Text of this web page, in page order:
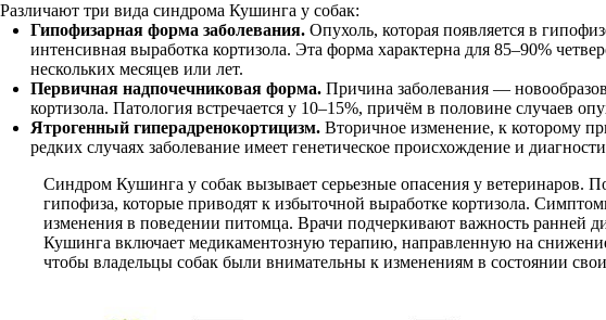
Различают три вида синдрома Кушинга у собак:
Гипофизарная форма заболевания. Опухоль, которая появляется в
интенсивная выработка кортизола. Эта форма характерна для 85–90%
нескольких месяцев или лет.
Первичная надпочечниковая форма. Причина заболевания —
кортизола. Патология встречается у 10–15%, причём в половине случаев
Ятрогенный гиперадренокортицизм. Вторичное изменение, к которому
редких случаях заболевание имеет генетическое происхождение и
Синдром Кушинга у собак вызывает серьезные опасения у ветеринаров.
гипофиза, которые приводят к избыточной выработке кортизола.
изменения в поведении питомца. Врачи подчеркивают важность ранней
Кушинга включает медикаментозную терапию, направленную на
чтобы владельцы собак были внимательны к изменениям в состоянии